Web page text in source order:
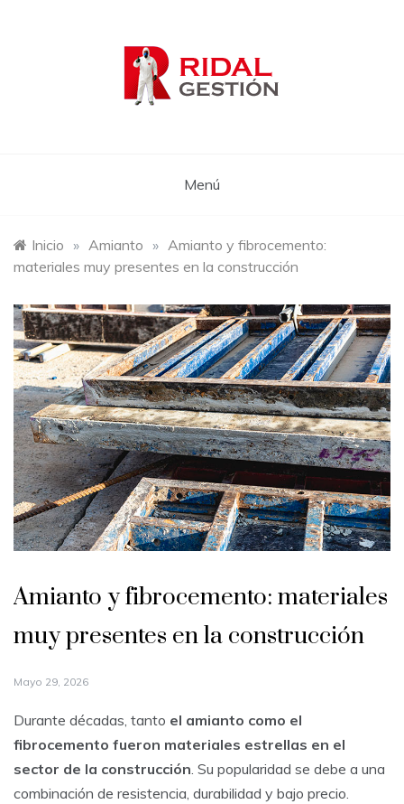
Menú
Inicio » Amianto » Amianto y fibrocemento:
materiales muy presentes en la construcción
Amianto y fibrocemento: materiales
muy presentes en la construcción
Mayo 29, 2026
Durante décadas, tanto el amianto como el
fibrocemento fueron materiales estrellas en el
sector de la construcción. Su popularidad se debe a una
combinación de resistencia, durabilidad y bajo precio.